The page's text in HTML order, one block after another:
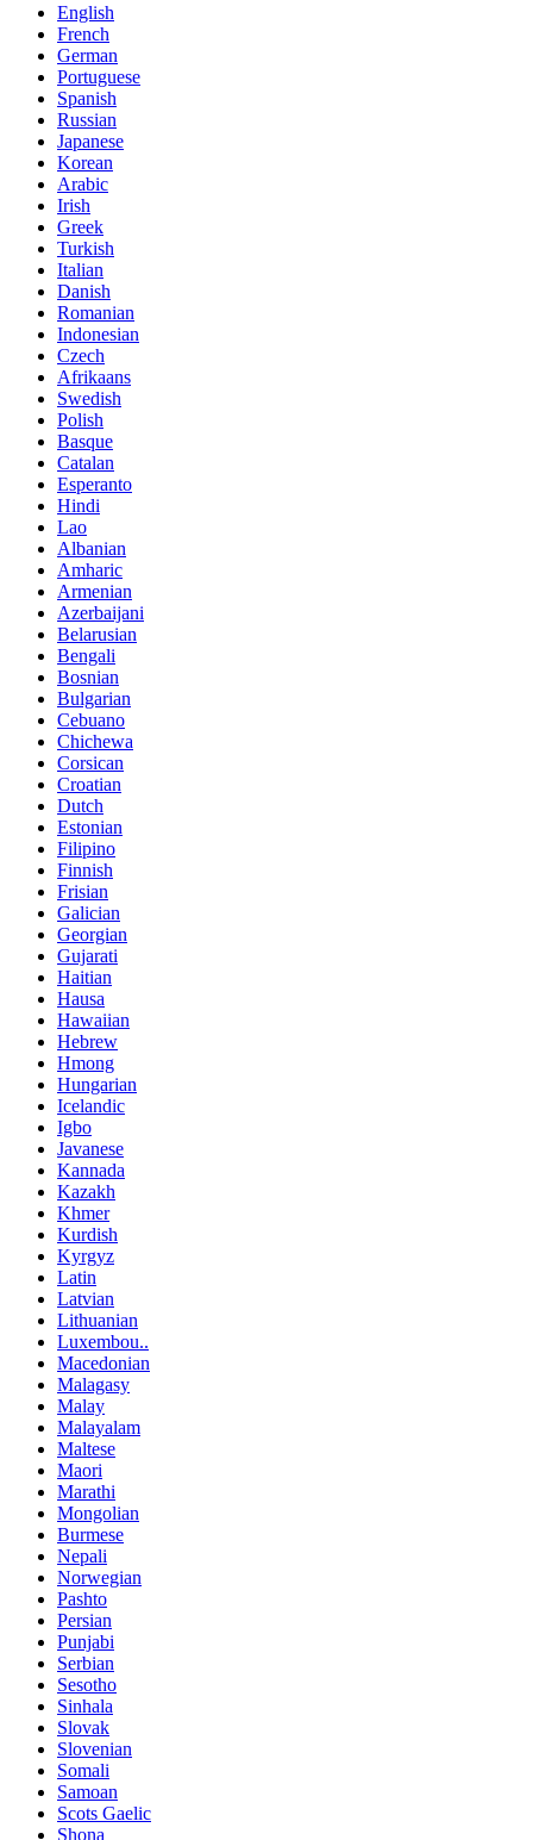
English
French
German
Portuguese
Spanish
Russian
Japanese
Korean
Arabic
Irish
Greek
Turkish
Italian
Danish
Romanian
Indonesian
Czech
Afrikaans
Swedish
Polish
Basque
Catalan
Esperanto
Hindi
Lao
Albanian
Amharic
Armenian
Azerbaijani
Belarusian
Bengali
Bosnian
Bulgarian
Cebuano
Chichewa
Corsican
Croatian
Dutch
Estonian
Filipino
Finnish
Frisian
Galician
Georgian
Gujarati
Haitian
Hausa
Hawaiian
Hebrew
Hmong
Hungarian
Icelandic
Igbo
Javanese
Kannada
Kazakh
Khmer
Kurdish
Kyrgyz
Latin
Latvian
Lithuanian
Luxembou..
Macedonian
Malagasy
Malay
Malayalam
Maltese
Maori
Marathi
Mongolian
Burmese
Nepali
Norwegian
Pashto
Persian
Punjabi
Serbian
Sesotho
Sinhala
Slovak
Slovenian
Somali
Samoan
Scots Gaelic
Shona